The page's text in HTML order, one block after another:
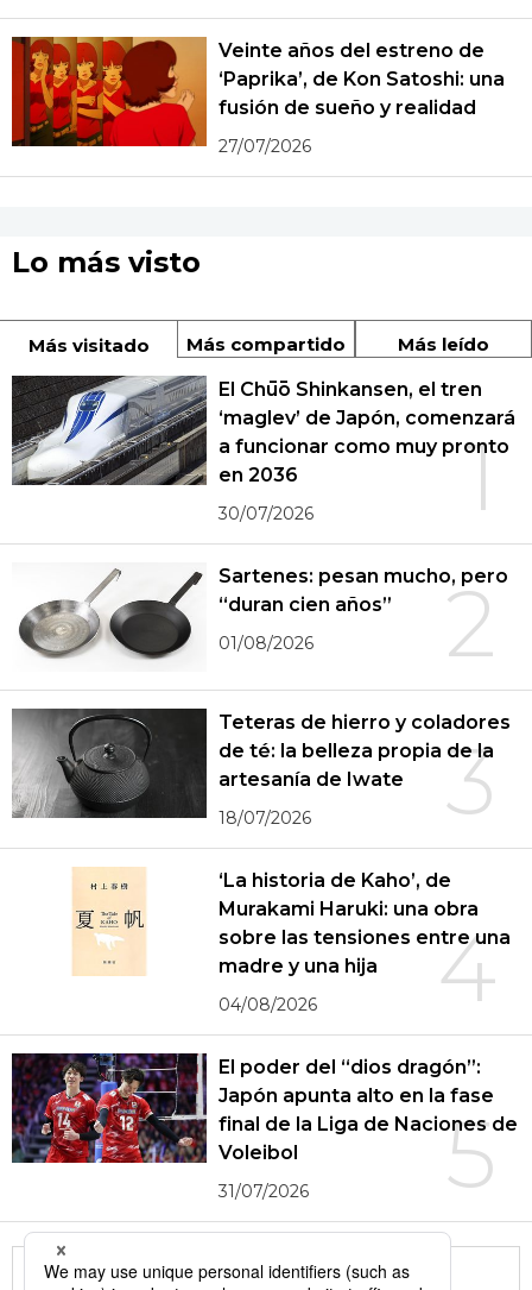
Veinte años del estreno de
‘Paprika’, de Kon Satoshi: una
fusión de sueño y realidad
27/07/2026
Lo más visto
Más visitado Más compartido Más leído
1
El Chūō Shinkansen, el tren
‘maglev’ de Japón, comenzará
a funcionar como muy pronto
en 2036
30/07/2026
2
Sartenes: pesan mucho, pero
“duran cien años”
01/08/2026
3
Teteras de hierro y coladores
de té: la belleza propia de la
artesanía de Iwate
18/07/2026
4
‘La historia de Kaho’, de
Murakami Haruki: una obra
sobre las tensiones entre una
madre y una hija
04/08/2026
5
El poder del “dios dragón”:
Japón apunta alto en la fase
final de la Liga de Naciones de
Voleibol
31/07/2026
More in this series